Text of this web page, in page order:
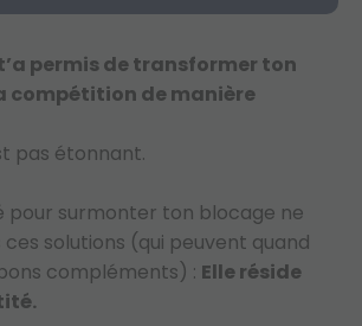
permis de transformer ton
compétition de manière
pas étonnant.
pour surmonter ton blocage ne
ces solutions (qui peuvent quand
compléments) : Elle réside